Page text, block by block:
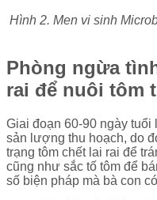
Hình 2. Men vi sinh
Phòng ngừa
rai để nuôi tôm
Giai đoạn 60-90 ngày tuổi
sản lượng thu hoạch, do
trạng tôm chết lai rai để
cũng như sắc tố tôm để
số biện pháp mà bà con